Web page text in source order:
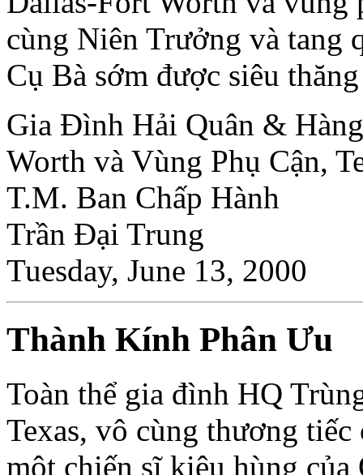
cùng Niên Trưởng và tang
Cụ Bà sớm được siêu
Gia Ðình Hải Quân &
Worth và Vùng Phụ Cận,
T.M. Ban Chấp Hành
Trần Ðại Trung
Tuesday, June 13, 2000
Thành Kính Phân Ưu
Toàn thể gia đình HQ
Texas, vô cùng thương
một chiến sĩ kiêu hùng